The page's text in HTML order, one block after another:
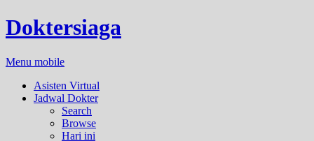
Doktersiaga
Menu mobile
Asisten Virtual
Jadwal Dokter
Search
Browse
Hari ini